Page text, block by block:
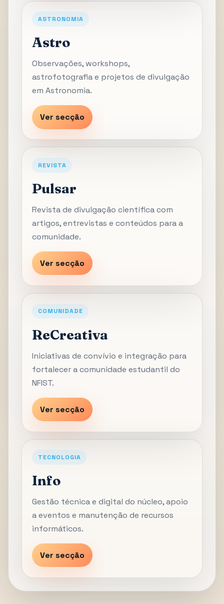
ASTRONOMIA
Astro
Observações, workshops,
astrofotografia e projetos de divulgação
em Astronomia.
Ver secção
REVISTA
Pulsar
Revista de divulgação científica com
artigos, entrevistas e conteúdos para a
comunidade.
Ver secção
COMUNIDADE
ReCreativa
Iniciativas de convívio e integração para
fortalecer a comunidade estudantil do
NFIST.
Ver secção
TECNOLOGIA
Info
Gestão técnica e digital do núcleo, apoio
a eventos e manutenção de recursos
informáticos.
Ver secção